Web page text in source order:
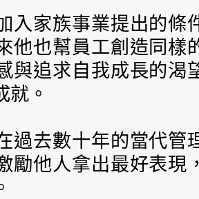
入家族事業提出的條
他也幫員工創造同樣
與追求自我成長的渴
就。
過去數十年的當代管
勵他人拿出最好表現